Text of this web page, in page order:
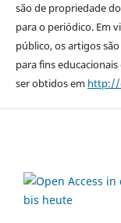
são de propriedade
para o periódico. Em
público, os artigos
para fins
ser obtidos em http://